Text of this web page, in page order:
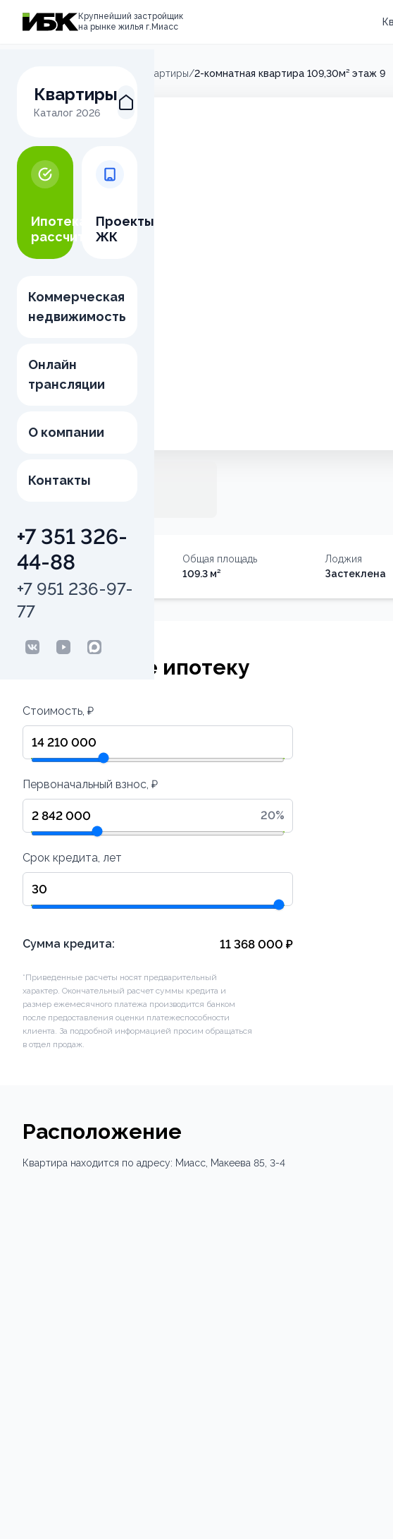
Крупнейший застройщик
на рынке жилья г.Миасс
Квартиры
Каталог 2026
Ипотека
рассчитать
Проекты
ЖК
Коммерческая
недвижимость
Онлайн
трансляции
О компании
Контакты
+7 351 326-
44-88
+7 951 236-97-
77
Квартиры/2-комнатная квартира 109,30м² этаж 9
Тип недвижимости
Квартира
Общая площадь
109.3 м²
Лоджия
Застеклена
Рассчитайте ипотеку
Стоимость, ₽
Первоначальный взнос, ₽
20%
Срок кредита, лет
Сумма кредита: 11 368 000 ₽
*Приведенные расчеты носят предварительный
характер. Окончательный расчет суммы кредита и
размер ежемесячного платежа производится банком
после предоставления оценки платежеспособности
клиента. За подробной информацией просим обращаться
в отдел продаж.
Расположение
Квартира находится по адресу: Миасс, Макеева 85 , 3-4